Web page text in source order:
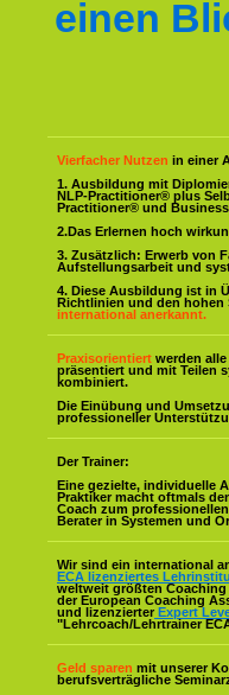
einen
Vierfacher Nutzen in einer
1. Ausbildung mit
NLP-Practitioner® plus
Practitioner® und
2.Das Erlernen hoch
3. Zusätzlich: Erwerb von
Aufstellungsarbeit und
4. Diese Ausbildung ist in
Richtlinien und den hohen
international anerkannt.
Praxisorientiert werden
präsentiert und mit Teilen
kombiniert.
Die Einübung und
professioneller
Der Trainer:
Eine gezielte, individuelle
Praktiker macht oftmals
Coach zum
Berater in Systemen und
Wir sind ein international
ECA lizenziertes
weltweit größten
der European Coaching
und lizenzierter Expert
"Lehrcoach/Lehrtrainer
Geld sparen mit unserer
berufsverträgliche